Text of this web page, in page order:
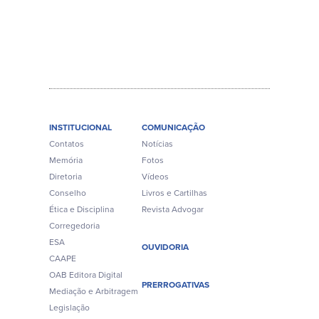
INSTITUCIONAL
Contatos
Memória
Diretoria
Conselho
Ética e Disciplina
Corregedoria
ESA
CAAPE
OAB Editora Digital
Mediação e Arbitragem
Legislação
COMUNICAÇÃO
Notícias
Fotos
Vídeos
Livros e Cartilhas
Revista Advogar
OUVIDORIA
PRERROGATIVAS